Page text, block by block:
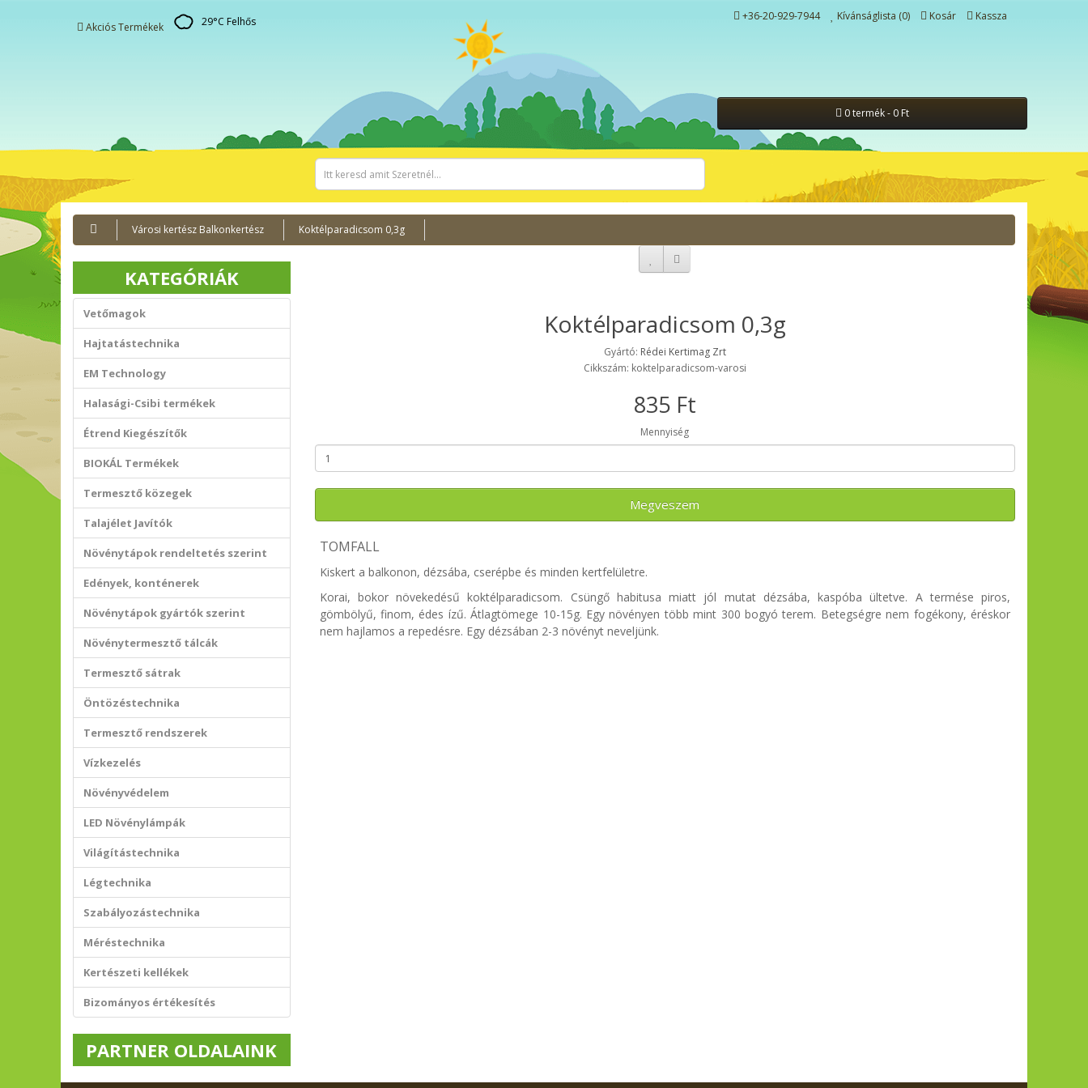
Akciós Termékek 29°C Felhős +36-20-929-7944 Kívánságlista (0) Kosár Kassza
0 termék - 0 Ft
Városi kertész Balkonkertész Koktélparadicsom 0,3g
KATEGÓRIÁK
Vetőmagok
Hajtatástechnika
EM Technology
Halasági-Csibi termékek
Étrend Kiegészítők
BIOKÁL Termékek
Termesztő közegek
Talajélet Javítók
Növénytápok rendeltetés szerint
Edények, konténerek
Növénytápok gyártók szerint
Növénytermesztő tálcák
Termesztő sátrak
Öntözéstechnika
Termesztő rendszerek
Vízkezelés
Növényvédelem
LED Növénylámpák
Világítástechnika
Légtechnika
Szabályozástechnika
Méréstechnika
Kertészeti kellékek
Bizományos értékesítés
PARTNER OLDALAINK
Koktélparadicsom 0,3g
Gyártó: Rédei Kertimag Zrt
Cikkszám: koktelparadicsom-varosi
835 Ft
Mennyiség
Megveszem
TOMFALL
Kiskert a balkonon, dézsába, cserépbe és minden kertfelületre.
Korai, bokor növekedésű koktélparadicsom. Csüngő habitusa miatt jól mutat dézsába, kaspóba ültetve. A termése piros,
gömbölyű, finom, édes ízű. Átlagtömege 10-15g. Egy növényen több mint 300 bogyó terem. Betegségre nem fogékony, éréskor
nem hajlamos a repedésre. Egy dézsában 2-3 növényt neveljünk.